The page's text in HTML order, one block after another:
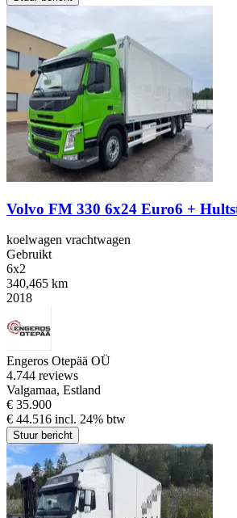
Volvo FM 330 6x24 Euro6 +
koelwagen vrachtwagen
Gebruikt
6x2
340,465 km
2018
Engeros Otepää OÜ
4.744 reviews
Valgamaa, Estland
€ 35.900
€ 44.516 incl. 24% btw
Stuur bericht